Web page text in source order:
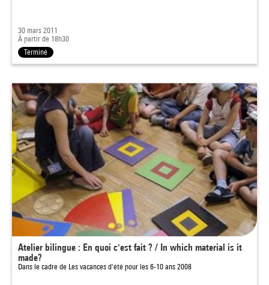
30 mars 2011
À partir de 18h30
Terminé
Atelier bilingue : En quoi c'est fait ? / In which material is it
made?
Dans le cadre de Les vacances d'été pour les 6-10 ans 2008